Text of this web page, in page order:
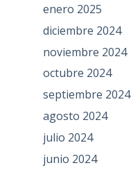
enero 2025
diciembre 2024
noviembre 2024
octubre 2024
septiembre 2024
agosto 2024
julio 2024
junio 2024